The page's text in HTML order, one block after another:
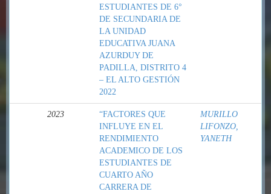
ESTUDIANTES DE 6°
DE SECUNDARIA DE
LA UNIDAD
EDUCATIVA JUANA
AZURDUY DE
PADILLA, DISTRITO 4
– EL ALTO GESTIÓN
2022
2023
“FACTORES QUE
INFLUYE EN EL
RENDIMIENTO
ACADEMICO DE LOS
ESTUDIANTES DE
CUARTO AÑO
CARRERA DE
MURILLO
LIFONZO,
YANETH